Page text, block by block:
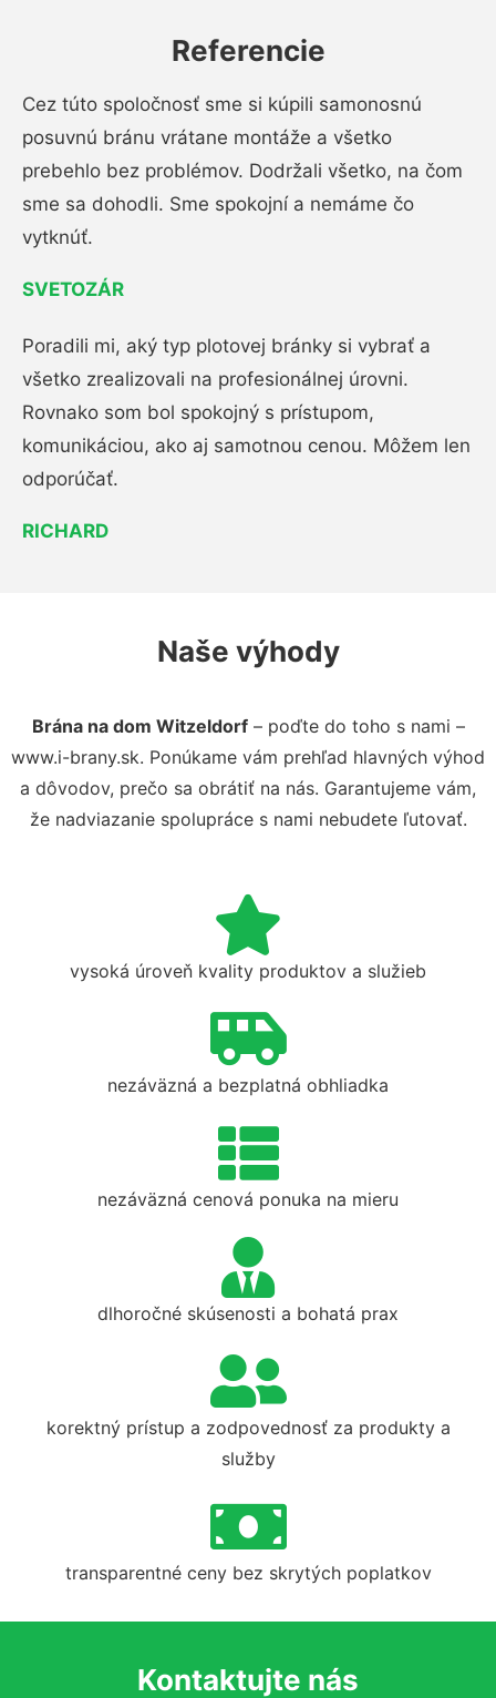
Referencie
Cez túto spoločnosť sme si kúpili samonosnú
posuvnú bránu vrátane montáže a všetko
prebehlo bez problémov. Dodržali všetko, na čom
sme sa dohodli. Sme spokojní a nemáme čo
vytknúť.
SVETOZÁR
Poradili mi, aký typ plotovej bránky si vybrať a
všetko zrealizovali na profesionálnej úrovni.
Rovnako som bol spokojný s prístupom,
komunikáciou, ako aj samotnou cenou. Môžem len
odporúčať.
RICHARD
Naše výhody
Brána na dom Witzeldorf– poďte do toho s nami –
www.i-brany.sk. Ponúkame vám prehľad hlavných výhod
a dôvodov, prečo sa obrátiť na nás. Garantujeme vám,
že nadviazanie spolupráce s nami nebudete ľutovať.
vysoká úroveň kvality produktov a služieb
nezáväzná a bezplatná obhliadka
nezáväzná cenová ponuka na mieru
dlhoročné skúsenosti a bohatá prax
korektný prístup a zodpovednosť za produkty a
služby
transparentné ceny bez skrytých poplatkov
Kontaktujte nás